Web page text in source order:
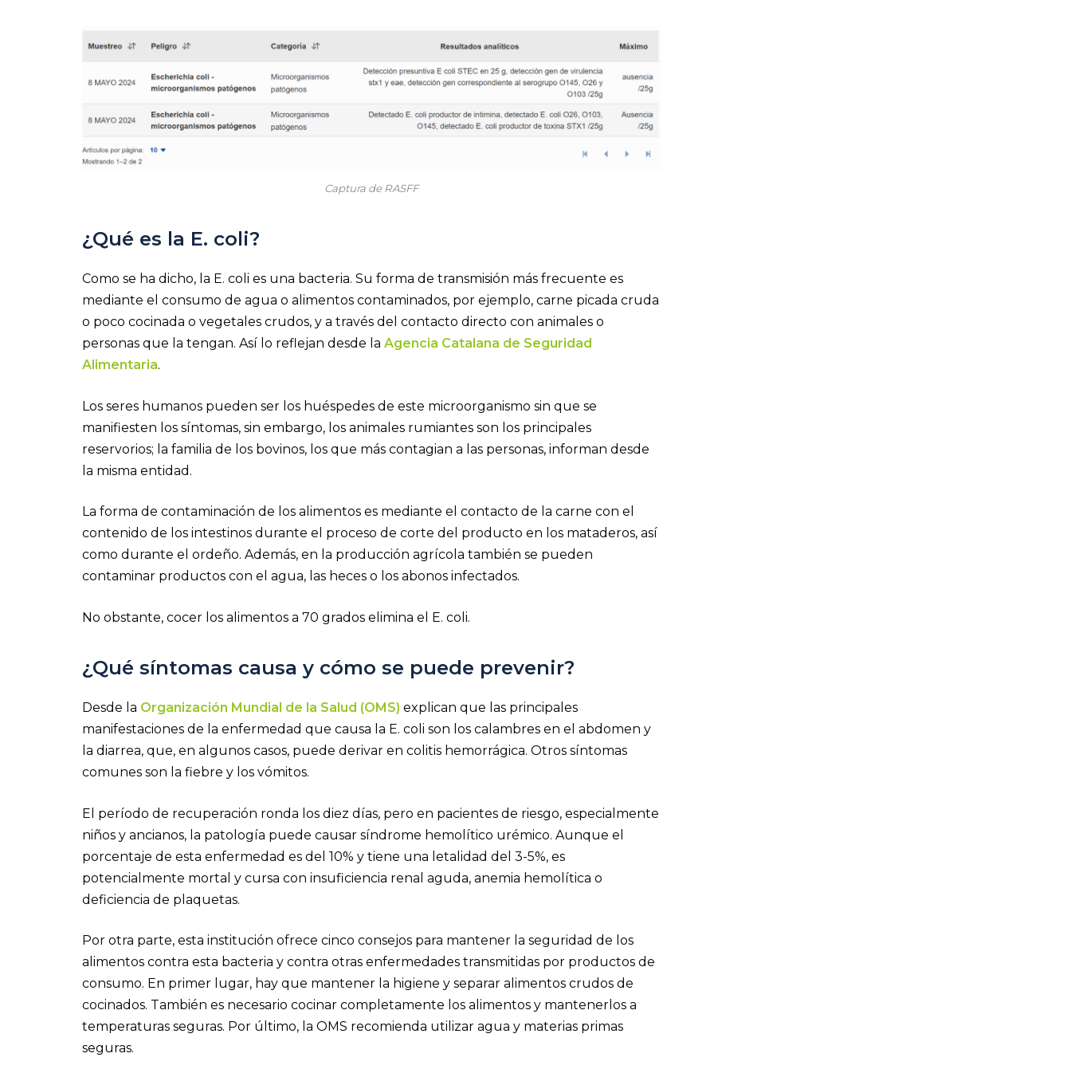
Captura de RASFF
¿Qué es la E. coli?
Como se ha dicho, la E. coli es una bacteria. Su forma de transmisión más frecuente es
mediante el consumo de agua o alimentos contaminados, por ejemplo, carne picada cruda
o poco cocinada o vegetales crudos, y a través del contacto directo con animales o
personas que la tengan. Así lo reflejan desde la Agencia Catalana de Seguridad
Alimentaria.
Los seres humanos pueden ser los huéspedes de este microorganismo sin que se
manifiesten los síntomas, sin embargo, los animales rumiantes son los principales
reservorios; la familia de los bovinos, los que más contagian a las personas, informan desde
la misma entidad.
La forma de contaminación de los alimentos es mediante el contacto de la carne con el
contenido de los intestinos durante el proceso de corte del producto en los mataderos, así
como durante el ordeño. Además, en la producción agrícola también se pueden
contaminar productos con el agua, las heces o los abonos infectados.
No obstante, cocer los alimentos a 70 grados elimina el E. coli.
¿Qué síntomas causa y cómo se puede prevenir?
Desde la Organización Mundial de la Salud (OMS) explican que las principales
manifestaciones de la enfermedad que causa la E. coli son los calambres en el abdomen y
la diarrea, que, en algunos casos, puede derivar en colitis hemorrágica. Otros síntomas
comunes son la fiebre y los vómitos.
El período de recuperación ronda los diez días, pero en pacientes de riesgo, especialmente
niños y ancianos, la patología puede causar síndrome hemolítico urémico. Aunque el
porcentaje de esta enfermedad es del 10% y tiene una letalidad del 3-5%, es
potencialmente mortal y cursa con insuficiencia renal aguda, anemia hemolítica o
deficiencia de plaquetas.
Por otra parte, esta institución ofrece cinco consejos para mantener la seguridad de los
alimentos contra esta bacteria y contra otras enfermedades transmitidas por productos de
consumo. En primer lugar, hay que mantener la higiene y separar alimentos crudos de
cocinados. También es necesario cocinar completamente los alimentos y mantenerlos a
temperaturas seguras. Por último, la OMS recomienda utilizar agua y materias primas
seguras.